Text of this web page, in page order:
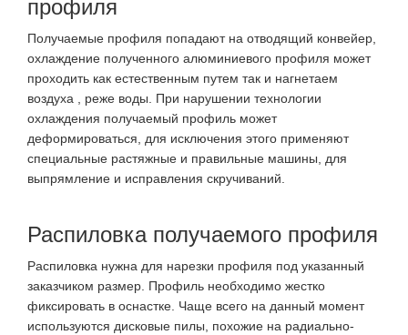
профиля
Получаемые профиля попадают на отводящий конвейер,
охлаждение полученного алюминиевого профиля может
проходить как естественным путем так и нагнетаем
воздуха , реже воды. При нарушении технологии
охлаждения получаемый профиль может
деформироваться, для исключения этого применяют
специальные растяжные и правильные машины, для
выпрямление и исправления скручиваний.
Распиловка получаемого профиля
Распиловка нужна для нарезки профиля под указанный
заказчиком размер. Профиль необходимо жестко
фиксировать в оснастке. Чаще всего на данный момент
используются дисковые пилы, похожие на радиально-